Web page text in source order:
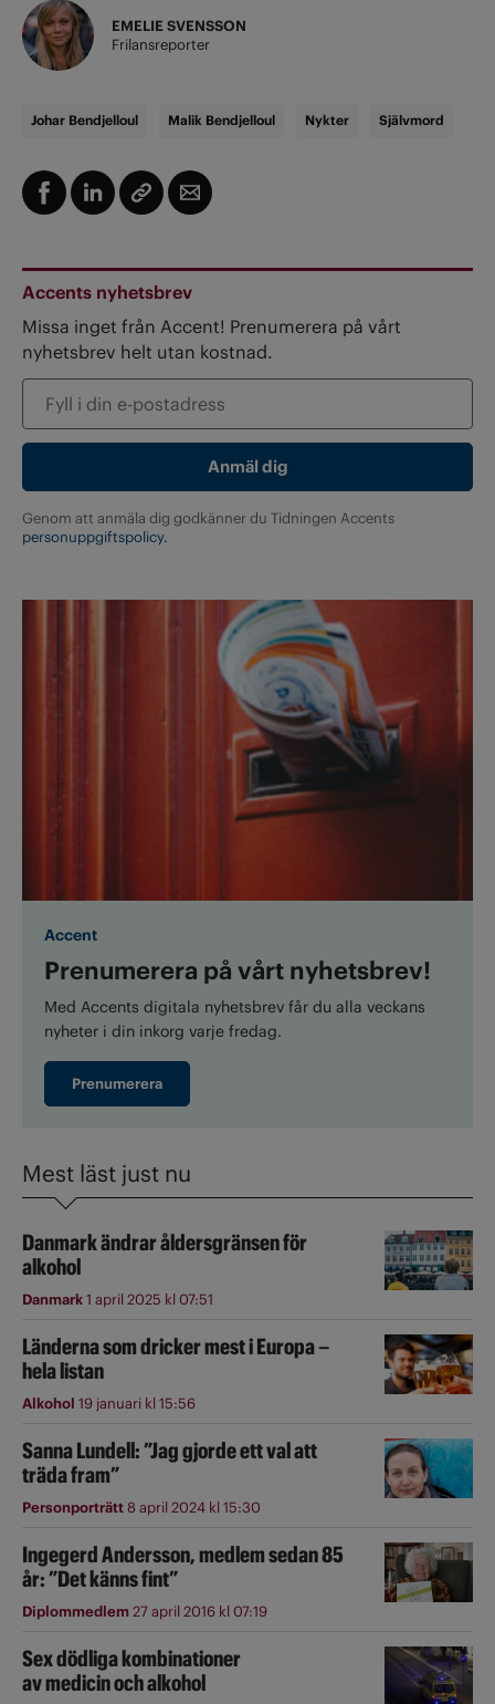
EMELIE SVENSSON
Frilansreporter
Johar Bendjelloul Malik Bendjelloul Nykter Självmord
Accents nyhetsbrev
Missa inget från Accent! Prenumerera på vårt
nyhetsbrev helt utan kostnad.
Genom att anmäla dig godkänner du Tidningen Accents
personuppgiftspolicy.
Accent
Prenumerera på vårt nyhetsbrev!
Med Accents digitala nyhetsbrev får du alla veckans
nyheter i din inkorg varje fredag.
Prenumerera
Mest läst just nu
Danmark ändrar åldersgränsen för
alkohol
Danmark1 april 2025 kl 07:51
Länderna som dricker mest i Europa –
hela listan
Alkohol 19 januari kl 15:56
Sanna Lundell: ”Jag gjorde ett val att
träda fram”
Personporträtt8 april 2024 kl 15:30
Ingegerd Andersson, medlem sedan 85
år: ”Det känns fint”
Diplommedlem27 april 2016 kl 07:19
Sex dödliga kombinationer
av medicin och alkohol